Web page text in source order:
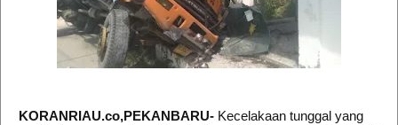
KORANRIAU.co,PEKANBARU- Kecelakaan tunggal yang